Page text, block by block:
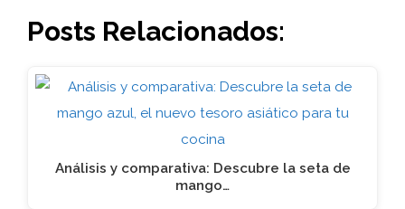
Posts Relacionados:
Análisis y comparativa: Descubre la seta de
mango…